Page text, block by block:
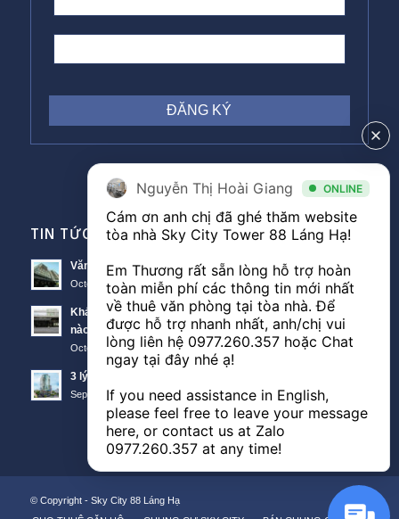
TIN TỨC VĂN PHÒNG
Văn phòng Sky City văn phòng cho thuê nổi bật tại Đống Đa
October 11, 2018 - 10:00 am
Khách hàng thuê văn phòng The Lancaster theo diện tích
nào?
October 11, 2018 - 3:51 am
3 lý do nên thuê văn phòng Sunwah Tower
September 21, 2018 - 3:48 am
© Copyright - Sky City 88 Láng Hạ
Nguyễn Thị Hoài Giang ONLINE
Cám ơn anh chị đã ghé thăm website
tòa nhà Sky City Tower 88 Láng Hạ!
Em Thương rất sẵn lòng hỗ trợ hoàn
toàn miễn phí các thông tin mới nhất
về thuê văn phòng tại tòa nhà. Để
được hỗ trợ nhanh nhất, anh/chị vui
lòng liên hệ 0977.260.357 hoặc Chat
ngay tại đây nhé ạ!
If you need assistance in English,
please feel free to leave your message
0977.260.357 at any time!